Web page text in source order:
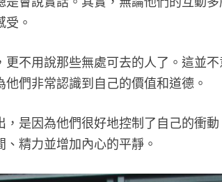
。
不用說那些無處可去的人了。這並不
們非常認識到自己的價值和道德。
是因為他們很好地控制了自己的衝
精力並增加內心的平靜。